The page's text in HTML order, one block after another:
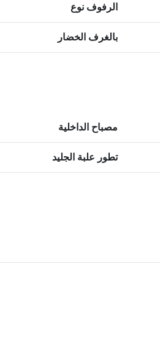
الرفوف نوع
بالغرف الخضار
مصباح الداخلية
تطور علبة الجليد